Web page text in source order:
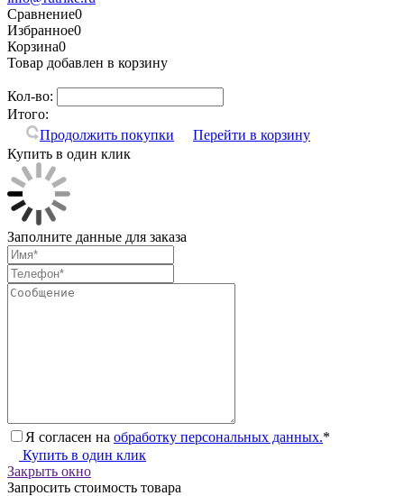
Сравнение0
Избранное0
Корзина0
Товар добавлен в корзину
Кол-во:
Итого:
Продолжить покупки
Перейти в корзину
Купить в один клик
Заполните данные для заказа
Я согласен на обработку персональных данных.*
Купить в один клик
Закрыть окно
Запросить стоимость товара